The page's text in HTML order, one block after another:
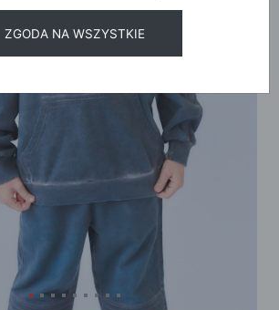
ZGODA NA WSZYSTKIE